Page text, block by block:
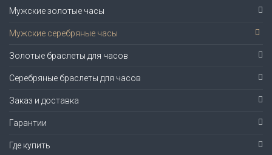
Мужские золотые часы
Мужские серебряные часы
Золотые браслеты для часов
Серебряные браслеты для часов
Заказ и доставка
Гарантии
Где купить